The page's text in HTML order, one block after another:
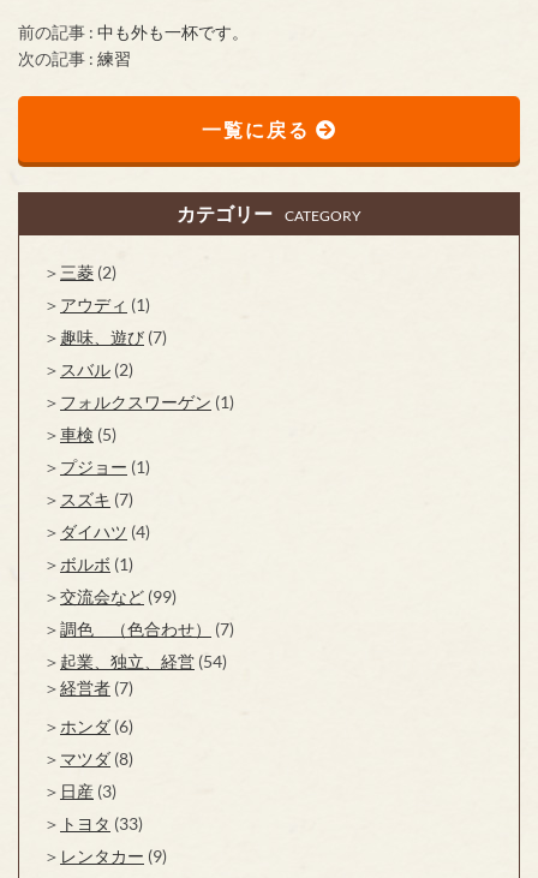
前の記事 : 中も外も一杯です。
次の記事 : 練習
一覧に戻る
カテゴリー CATEGORY
三菱 (2)
アウディ (1)
趣味、遊び (7)
スバル (2)
フォルクスワーゲン (1)
車検 (5)
プジョー (1)
スズキ (7)
ダイハツ (4)
ボルボ (1)
交流会など (99)
調色 （色合わせ）
(7)
起業、独立、経営 (54)
経営者 (7)
ホンダ (6)
マツダ (8)
日産 (3)
トヨタ (33)
レンタカー (9)